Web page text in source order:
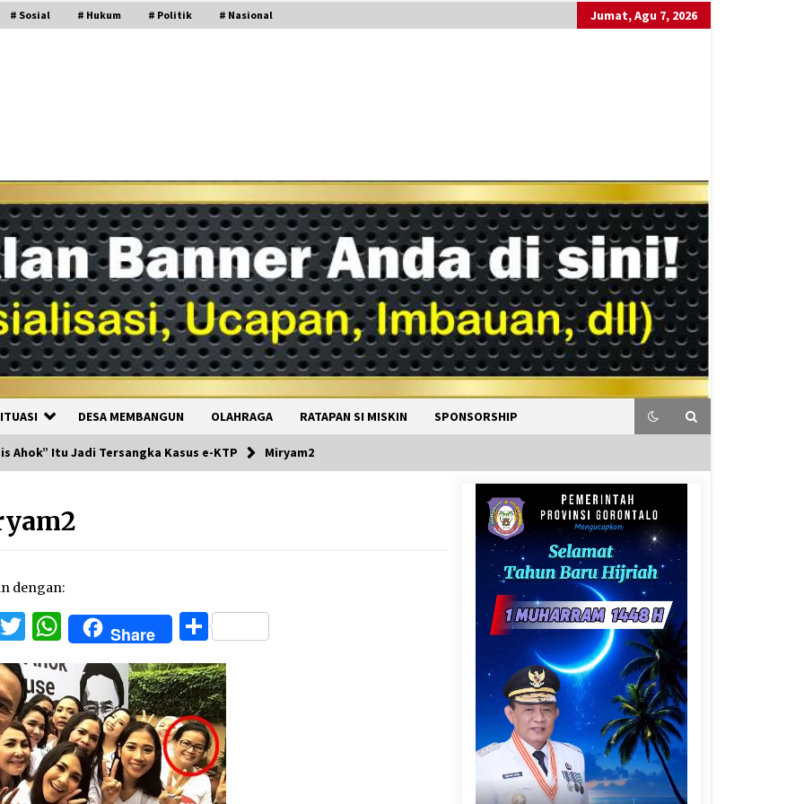
# Sosial # Hukum # Politik # Nasional Jumat, Agu 7, 2026
DESA MEMBANGUN OLAHRAGA RATAPAN SI MISKIN SPONSORSHIP
Ahok” Itu Jadi Tersangka Kasus e-KTP Miryam2
dengan:
Twitter
WhatsApp
Share Share